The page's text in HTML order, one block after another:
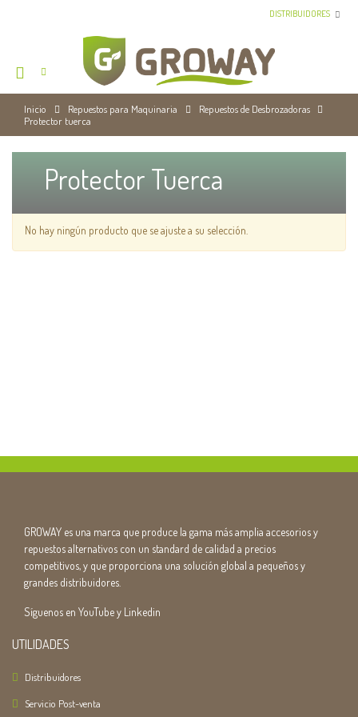
DISTRIBUIDORES
Inicio Repuestos para Maquinaria
Repuestos de Desbrozadoras
Protector tuerca
Protector Tuerca
No hay ningún producto que se ajuste a su selección.
GROWAY es una marca que produce la gama más amplia accesorios y
repuestos alternativos con un standard de calidad a precios
competitivos, y que proporciona una solución global a pequeños y
grandes distribuidores.
Síguenos en YouTube y Linkedin
UTILIDADES
Distribuidores
Servicio Post-venta